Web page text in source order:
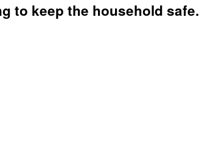
to keep the household safe.